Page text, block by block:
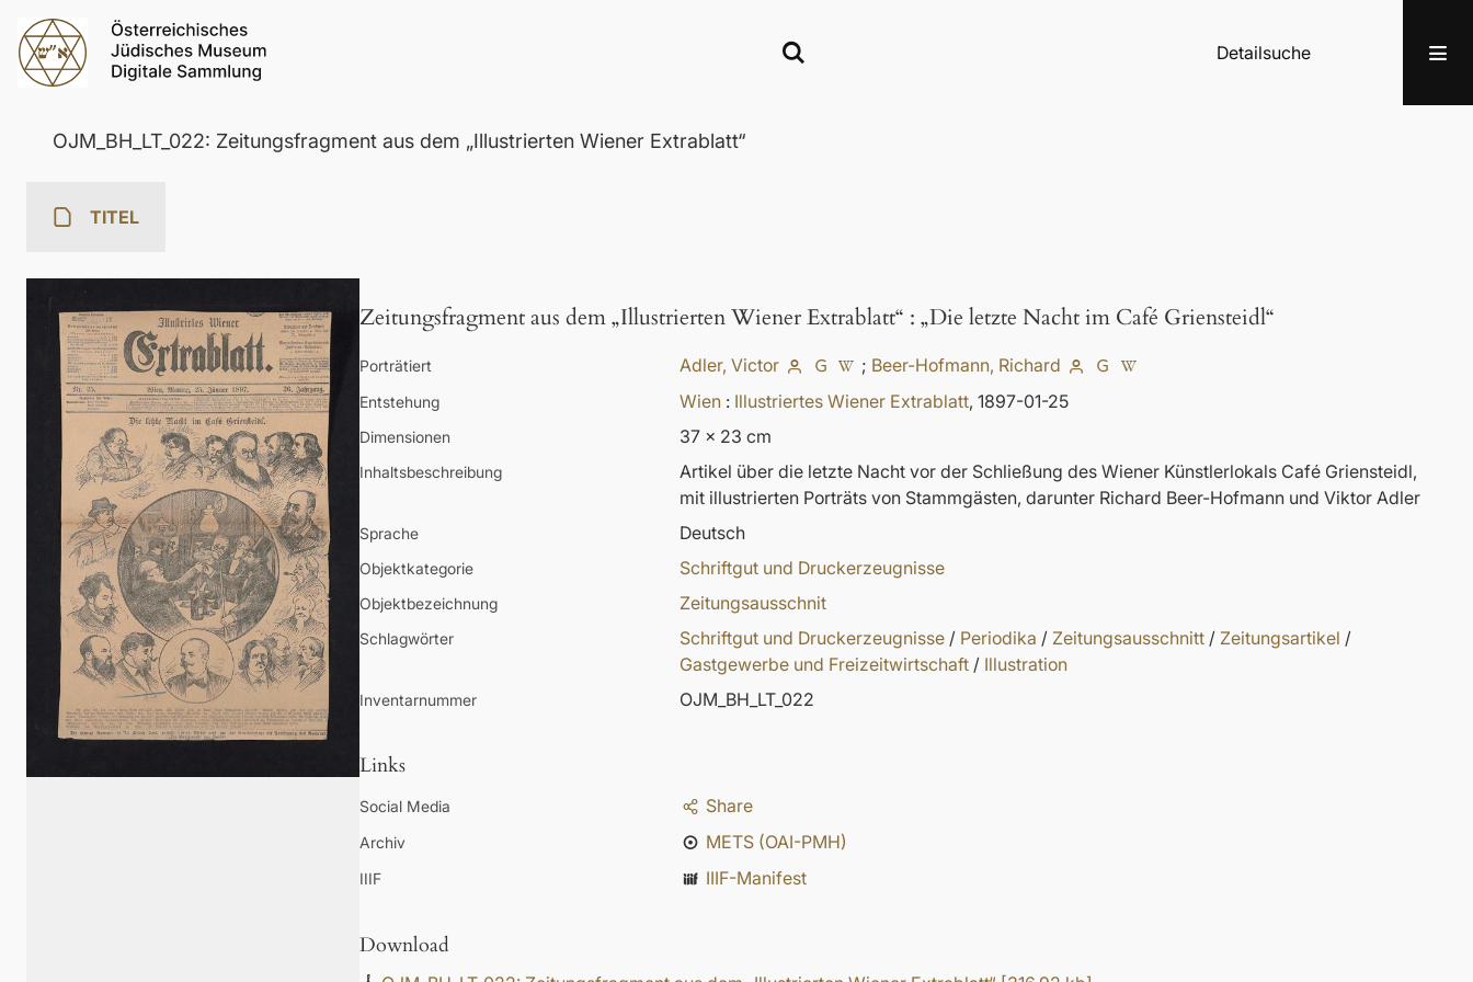
Detailsuche
OJM_BH_LT_022: Zeitungsfragment aus dem „Illustrierten Wiener Extrablatt“
TITEL
Zeitungsfragment aus dem „Illustrierten Wiener Extrablatt“ : „Die letzte Nacht im Café Griensteidl“
Porträtiert Adler, Victor ; Beer-Hofmann, Richard
Entstehung Wien : Illustriertes Wiener Extrablatt, 1897-01-25
Dimensionen 37 x 23 cm
Inhaltsbeschreibung
Artikel über die letzte Nacht vor der Schließung des Wiener Künstlerlokals Café Griensteidl,
mit illustrierten Porträts von Stammgästen, darunter Richard Beer-Hofmann und Viktor Adler
Sprache Deutsch
Objektkategorie Schriftgut und Druckerzeugnisse
Objektbezeichnung Zeitungsausschnit
Schlagwörter Schriftgut und Druckerzeugnisse / Periodika / Zeitungsausschnitt / Zeitungsartikel /
Gastgewerbe und Freizeitwirtschaft / Illustration
Inventarnummer OJM_BH_LT_022
Links
Social Media Share
Archiv METS (OAI-PMH)
IIIF IIIF-Manifest
Download